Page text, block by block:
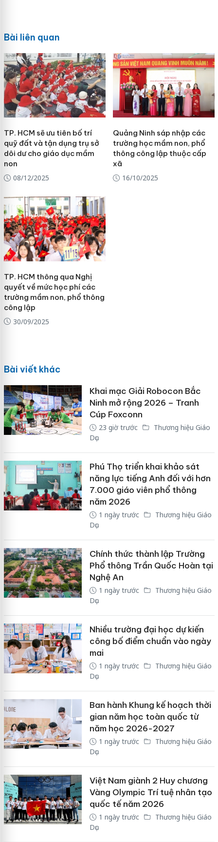
Bài liên quan
TP. HCM sẽ ưu tiên bố trí
quỹ đất và tận dụng trụ sở
dôi dư cho giáo dục mầm
non
08/12/2025
Quảng Ninh sáp nhập các
trường học mầm non, phổ
thông công lập thuộc cấp
xã
16/10/2025
TP. HCM thông qua Nghị
quyết về mức học phí các
trường mầm non, phổ thông
công lập
30/09/2025
Bài viết khác
Khai mạc Giải Robocon Bắc
Ninh mở rộng 2026 – Tranh
Cúp Foxconn
23 giờ trước
Thương hiệu Giáo
Dục
Phú Thọ triển khai khảo sát
năng lực tiếng Anh đối với hơn
7.000 giáo viên phổ thông
năm 2026
1 ngày trước
Thương hiệu Giáo
Dục
Chính thức thành lập Trường
Phổ thông Trần Quốc Hoàn tại
Nghệ An
1 ngày trước
Thương hiệu Giáo
Dục
Nhiều trường đại học dự kiến
công bố điểm chuẩn vào ngày
mai
1 ngày trước
Thương hiệu Giáo
Dục
Ban hành Khung kế hoạch thời
gian năm học toàn quốc từ
năm học 2026-2027
1 ngày trước
Thương hiệu Giáo
Dục
Việt Nam giành 2 Huy chương
Vàng Olympic Trí tuệ nhân tạo
quốc tế năm 2026
1 ngày trước
Thương hiệu Giáo
Dục